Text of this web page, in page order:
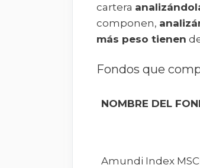
cartera
componen,
más peso tienen
Fondos que
NOMBRE DEL
Amundi Index